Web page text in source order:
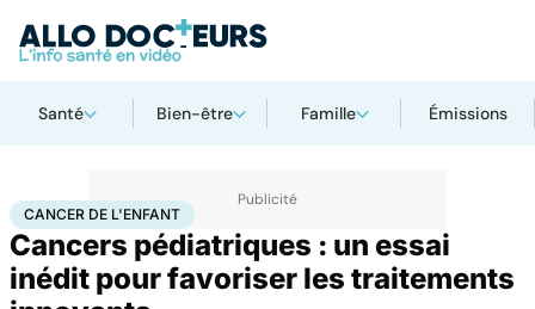
Santé Bien-être Famille Émissions
AccueilSanté MaladiesCancer Cancer de l'enfant
CANCER DE L'ENFANT
Cancers pédiatriques : un essai
inédit pour favoriser les traitements